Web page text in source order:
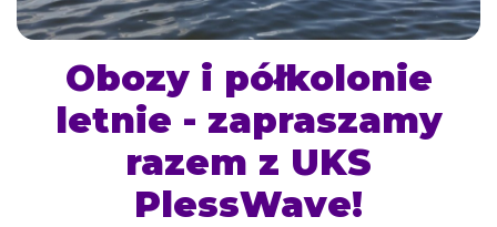
Obozy i półkolonie
letnie - zapraszamy
razem z UKS
PlessWave!